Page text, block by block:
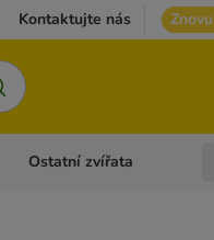
Kontaktujte nás
psy
Otevřít menu: + VET Dieta
Ostatní zvířata